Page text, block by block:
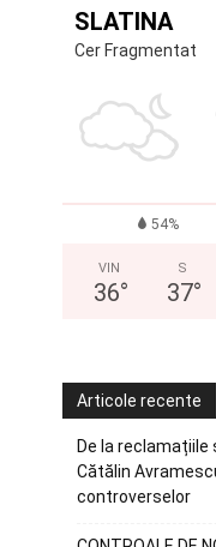
SLATINA
Cer Fragmentat
54%
VIN
36°
S
37°
Articole recente
De la reclamațiile
Cătălin
controverselor